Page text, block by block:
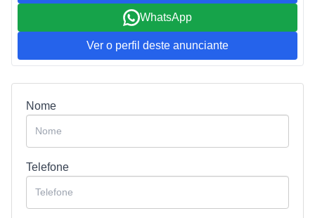
WhatsApp
Ver o perfil deste anunciante
Nome
Telefone